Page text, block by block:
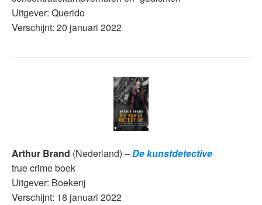
Uitgever: Querido
Verschijnt: 20 januari 2022
Arthur Brand (Nederland) –De kunstdetective
true crime boek
Uitgever: Boekerij
Verschijnt: 18 januari 2022